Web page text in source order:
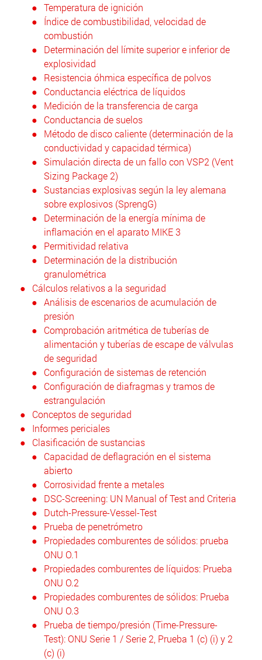
Temperatura de ignición
Índice de combustibilidad, velocidad de
combustión
Determinación del límite superior e inferior de
explosividad
Resistencia óhmica específica de polvos
Conductancia eléctrica de líquidos
Medición de la transferencia de carga
Conductancia de suelos
Método de disco caliente (determinación de la
conductividad y capacidad térmica)
Simulación directa de un fallo con VSP2 (Vent
Sizing Package 2)
Sustancias explosivas según la ley alemana
sobre explosivos (SprengG)
Determinación de la energía mínima de
inflamación en el aparato MIKE 3
Permitividad relativa
Determinación de la distribución
granulométrica
Cálculos relativos a la seguridad
Análisis de escenarios de acumulación de
presión
Comprobación aritmética de tuberías de
alimentación y tuberías de escape de válvulas
de seguridad
Configuración de sistemas de retención
Configuración de diafragmas y tramos de
estrangulación
Conceptos de seguridad
Informes periciales
Clasificación de sustancias
Capacidad de deflagración en el sistema
abierto
Corrosividad frente a metales
DSC-Screening: UN Manual of Test and Criteria
Dutch-Pressure-Vessel-Test
Prueba de penetrómetro
Propiedades comburentes de sólidos: prueba
ONU O.1
Propiedades comburentes de líquidos: Prueba
ONU O.2
Propiedades comburentes de sólidos: Prueba
ONU O.3
Prueba de tiempo/presión (Time-Pressure-
Test): ONU Serie 1 / Serie 2, Prueba 1 (c) (i) y 2
(c) (i)